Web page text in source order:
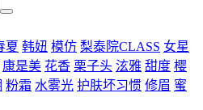
夏 韩妞 模仿 梨泰院CLASS 女星
康是美 花香 栗子头 泫雅 甜度 樱
粉霜 水雾光 护肤坏习惯 修眉 蜜